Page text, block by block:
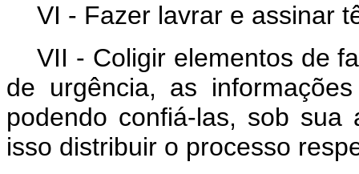
VI - Fazer lavrar e assinar
VII - Coligir elementos de
de urgência, as
podendo confiá-las, sob sua
isso distribuir o processo